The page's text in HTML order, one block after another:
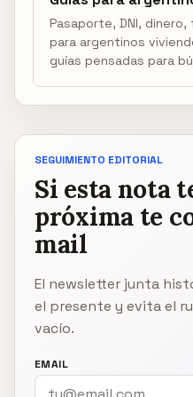
Pasaporte, DNI,
para argentinos
guías pensadas para
SEGUIMIENTO EDITORIAL
Si esta nota
próxima te
mail
El newsletter junta
el presente y evita el
vacío.
EMAIL